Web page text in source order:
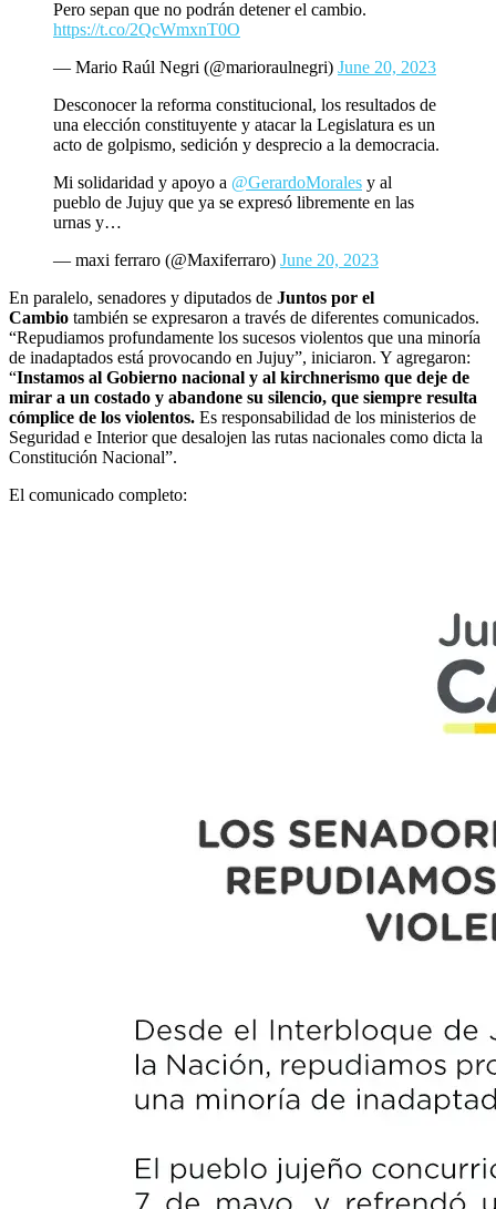
Pero sepan que no podrán detener el cambio.
https://t.co/2QcWmxnT0O
— Mario Raúl Negri (@marioraulnegri) June 20, 2023
Desconocer la reforma constitucional, los resultados de
una elección constituyente y atacar la Legislatura es un
acto de golpismo, sedición y desprecio a la democracia.
Mi solidaridad y apoyo a @GerardoMorales y al
pueblo de Jujuy que ya se expresó libremente en las
urnas y…
— maxi ferraro (@Maxiferraro) June 20, 2023
En paralelo, senadores y diputados de Juntos por el
Cambio también se expresaron a través de diferentes comunicados.
“Repudiamos profundamente los sucesos violentos que una minoría
de inadaptados está provocando en Jujuy”, iniciaron. Y agregaron:
“Instamos al Gobierno nacional y al kirchnerismo que deje de
mirar a un costado y abandone su silencio, que siempre resulta
cómplice de los violentos. Es responsabilidad de los ministerios de
Seguridad e Interior que desalojen las rutas nacionales como dicta la
Constitución Nacional”.
El comunicado completo: